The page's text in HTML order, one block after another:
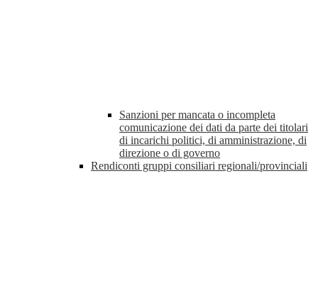
Sanzioni per mancata o incompleta
comunicazione dei dati da parte dei titolari
di incarichi politici, di amministrazione, di
direzione o di governo
Rendiconti gruppi consiliari regionali/provinciali